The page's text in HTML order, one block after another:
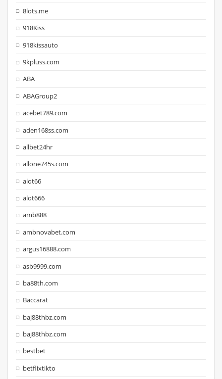
8lots.me
918Kiss
918kissauto
9kpluss.com
ABA
ABAGroup2
acebet789.com
aden168ss.com
allbet24hr
allone745s.com
alot66
alot666
amb888
ambnovabet.com
argus16888.com
asb9999.com
ba88th.com
Baccarat
baj88thbz.com
baj88thbz.com
bestbet
betflixtikto